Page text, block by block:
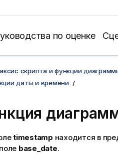
по оценке
скрипта и функции
даты и времени
timestamp находится в
base_date.